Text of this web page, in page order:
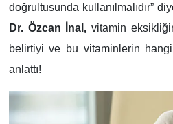
doğrultusunda kullanılmalıdır”
Dr. Özcan İnal,vitamin
belirtiyi ve bu vitaminlerin
anlattı!